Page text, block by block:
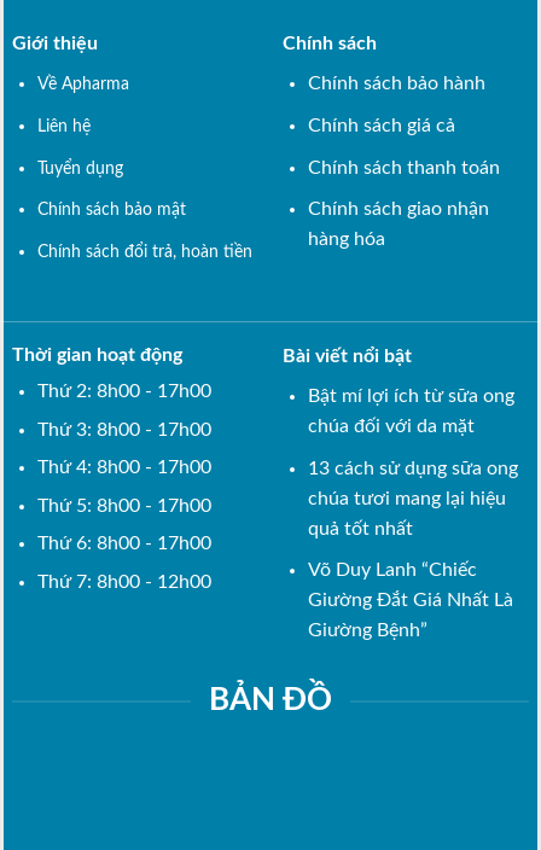
Giới thiệu
Về Apharma
Liên hệ
Tuyển dụng
Chính sách bảo mật
Chính sách đổi trả, hoàn tiền
Chính sách
Chính sách bảo hành
Chính sách giá cả
Chính sách thanh toán
Chính sách giao nhận
hàng hóa
Thời gian hoạt động
Thứ 2: 8h00 - 17h00
Thứ 3: 8h00 - 17h00
Thứ 4: 8h00 - 17h00
Thứ 5: 8h00 - 17h00
Thứ 6: 8h00 - 17h00
Thứ 7: 8h00 - 12h00
Bài viết nổi bật
Bật mí lợi ích từ sữa ong
chúa đối với da mặt
13 cách sử dụng sữa ong
chúa tươi mang lại hiệu
quả tốt nhất
Võ Duy Lanh “Chiếc
Giường Đắt Giá Nhất Là
Giường Bệnh”
BẢN ĐỒ